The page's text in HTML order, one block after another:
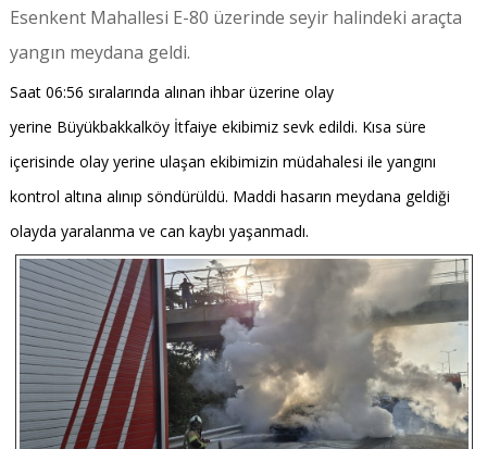
Esenkent Mahallesi E-80 üzerinde seyir halindeki araçta
yangın meydana geldi.
Saat 06:56 sıralarında alınan ihbar üzerine olay
yerine Büyükbakkalköy İtfaiye ekibimiz sevk edildi. Kısa süre
içerisinde olay yerine ulaşan ekibimizin müdahalesi ile yangını
kontrol altına alınıp söndürüldü. Maddi hasarın meydana geldiği
olayda yaralanma ve can kaybı yaşanmadı.